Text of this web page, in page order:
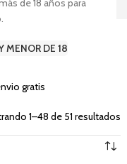
de 18 años para
MENOR DE 18
de vapeo
gratis
1–48 de 51 resultados